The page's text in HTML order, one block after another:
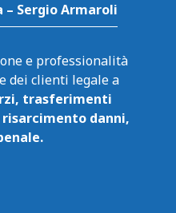
– Sergio Armaroli
e professionalità
trasferimenti
danni,